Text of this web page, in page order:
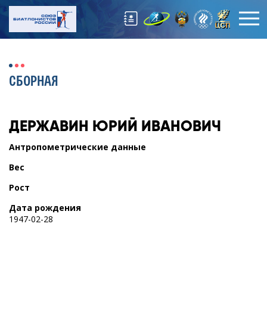
СБОРНАЯ
ДЕРЖАВИН ЮРИЙ ИВАНОВИЧ
Антропометрические данные
Вес
Рост
Дата рождения
1947-02-28